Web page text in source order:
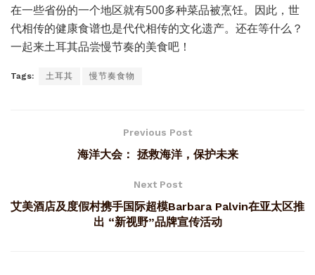
在一些省份的一个地区就有500多种菜品被烹饪。因此，世
代相传的健康食谱也是代代相传的文化遗产。还在等什么？
一起来土耳其品尝慢节奏的美食吧！
Tags: 土耳其 慢节奏食物
Previous Post
海洋大会： 拯救海洋，保护未来
Next Post
艾美酒店及度假村携手国际超模Barbara Palvin在亚太区推
出 “新视野”品牌宣传活动